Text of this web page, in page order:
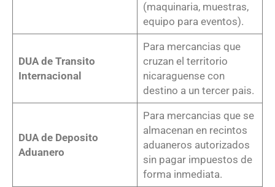
(maquinaria, muestras,
equipo para eventos).
DUA de Transito
Internacional
Para mercancias que
cruzan el territorio
nicaraguense con
destino a un tercer pais.
DUA de Deposito
Aduanero
Para mercancias que se
almacenan en recintos
aduaneros autorizados
sin pagar impuestos de
forma inmediata.